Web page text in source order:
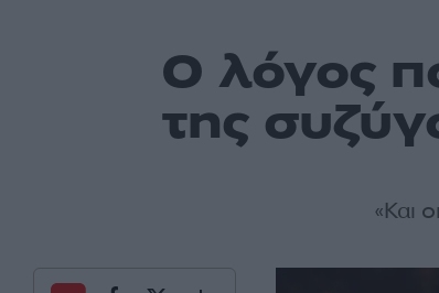
Ο λόγος
της
«Και